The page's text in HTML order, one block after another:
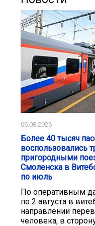
06.08.2026
Более 40 тысяч
воспользовались
пригородными
Смоленска в
по июль
По оперативным
по 2 августа в
направлении
человека, в